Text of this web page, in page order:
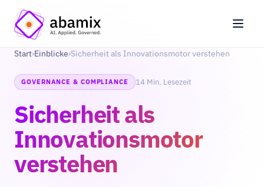
Start›Einblicke›Sicherheit als Innovationsmotor verstehen
GOVERNANCE & COMPLIANCE 14 Min. Lesezeit
Sicherheit als
Innovationsmotor
verstehen